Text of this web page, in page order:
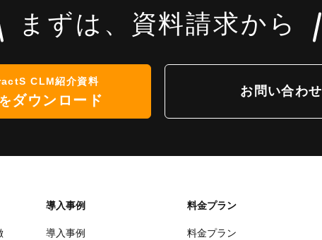
まずは、資料請求から
CLM紹介資料
ダウンロード
お問い合わせ
導入事例
導入事例
料金プラン
料金プラン